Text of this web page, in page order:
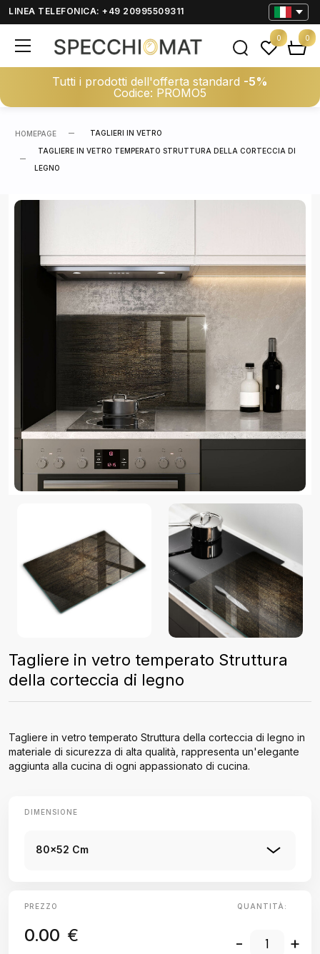
LINEA TELEFONICA: +49 20995509311
Tutti i prodotti dell'offerta standard -5%
Codice: PROMO5
0 0
HOMEPAGE TAGLIERI IN VETRO
TAGLIERE IN VETRO TEMPERATO STRUTTURA DELLA CORTECCIA DI
LEGNO
Tagliere in vetro temperato Struttura
della corteccia di legno
Tagliere in vetro temperato Struttura della corteccia di legno in
materiale di sicurezza di alta qualità, rappresenta un'elegante
aggiunta alla cucina di ogni appassionato di cucina.
DIMENSIONE
80x52 Cm
PREZZO
0.00 €
QUANTITÀ:
- +